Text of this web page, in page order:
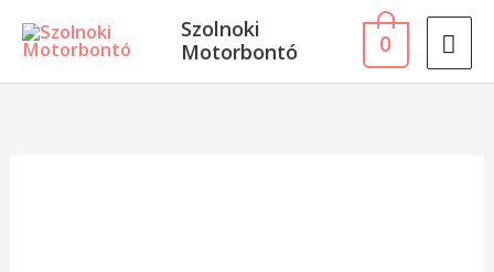
content
Szolnoki
Motorbontó
0